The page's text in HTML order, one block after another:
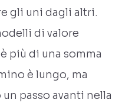
gli uni dagli altri.
di valore
più di una somma
è lungo, ma
passo avanti nella